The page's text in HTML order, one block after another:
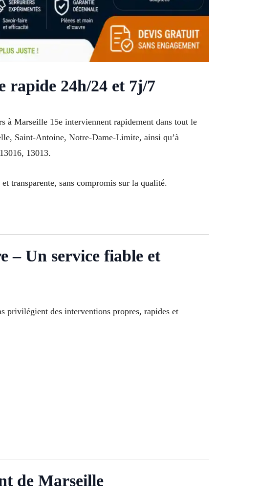
rapide 24h/24 et 7j/7
à Marseille 15e interviennent rapidement dans tout le
Saint-Antoine, Notre-Dame-Limite, ainsi qu’à
13013.
transparente, sans compromis sur la qualité.
– Un service fiable et
privilégient des interventions propres, rapides et
de Marseille